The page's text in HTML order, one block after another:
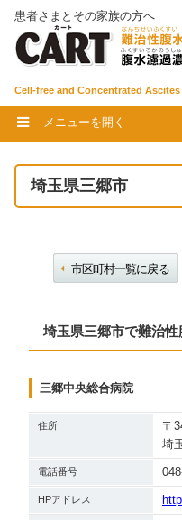
患者さまとその家族の方へ
Cell-free and Concentrated
メニューを開く
埼玉県三郷市
市区町村一覧に戻る
埼玉県三郷市で難治
三郷中央総合病院
住所
〒
埼
電話番号
HPアドレス